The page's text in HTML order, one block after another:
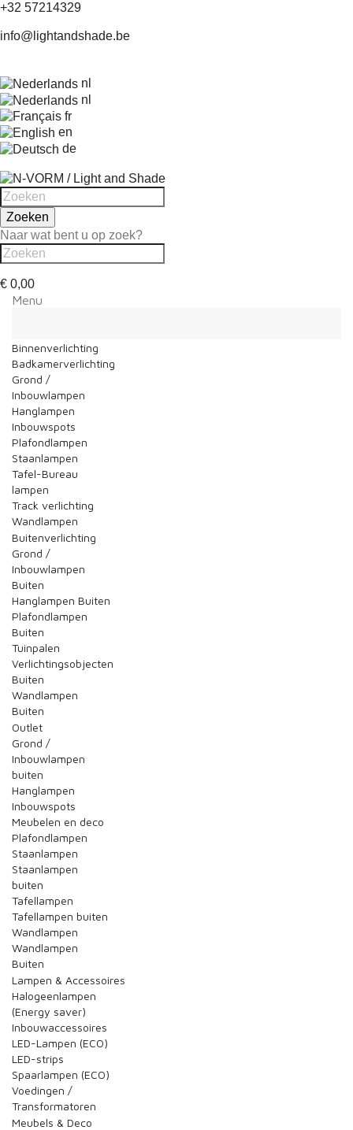
+32 57214329
info@lightandshade.be
nl
nl
fr
en
de
Zoeken
Naar wat bent u op zoek?
€ 0,00
Menu
Binnenverlichting
Badkamerverlichting
Grond /
Inbouwlampen
Hanglampen
Inbouwspots
Plafondlampen
Staanlampen
Tafel-Bureau
lampen
Track verlichting
Wandlampen
Buitenverlichting
Grond /
Inbouwlampen
Buiten
Hanglampen Buiten
Plafondlampen
Buiten
Tuinpalen
Verlichtingsobjecten
Buiten
Wandlampen
Buiten
Outlet
Grond /
Inbouwlampen
buiten
Hanglampen
Inbouwspots
Meubelen en deco
Plafondlampen
Staanlampen
Staanlampen
buiten
Tafellampen
Tafellampen buiten
Wandlampen
Wandlampen
Buiten
Lampen & Accessoires
Halogeenlampen
(Energy saver)
Inbouwaccessoires
LED-Lampen (ECO)
LED-strips
Spaarlampen (ECO)
Voedingen /
Transformatoren
Meubels & Deco